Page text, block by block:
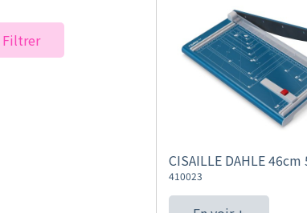
Filtrer
CISAILLE DAHLE 46cm
410023